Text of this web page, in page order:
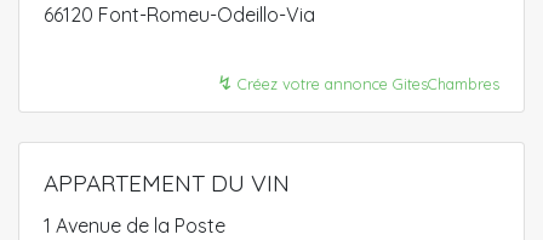
66120 Font-Romeu-Odeillo-Via
↯ Créez votre annonce GitesChambres
APPARTEMENT DU VIN
1 Avenue de la Poste